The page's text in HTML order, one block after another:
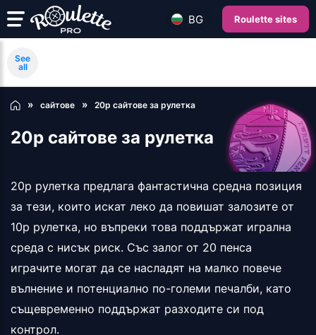
BG Roulette sites
See
all
сайтове 20p сайтове за рулетка
20p сайтове за рулетка
20p рулетка предлага фантастична средна позиция
за тези, които искат леко да повишат залозите от
10p рулетка, но въпреки това поддържат игрална
среда с нисък риск. Със залог от 20 пенса
играчите могат да се насладят на малко повече
вълнение и потенциално по-големи печалби, като
същевременно поддържат разходите си под
контрол.